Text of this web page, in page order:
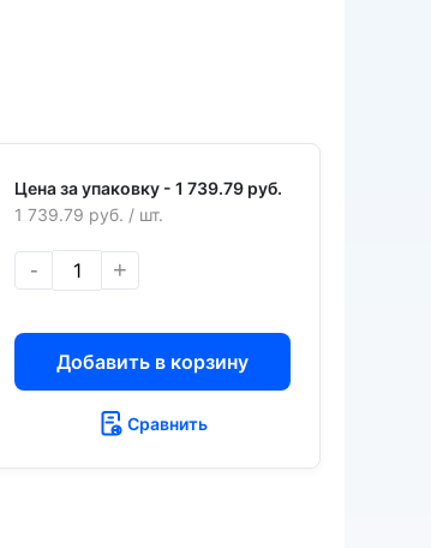
Цена за упаковку - 1 739.79 руб.
1 739.79 руб. / шт.
- +
Добавить в корзину
Сравнить